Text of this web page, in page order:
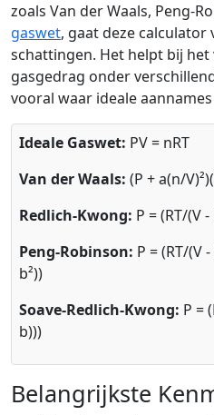
zoals Van der Waals, Peng-
gaswet, gaat deze
schattingen. Het helpt bij het
gasgedrag onder
vooral waar ideale
Ideale Gaswet: PV = nRT
Van der Waals: (P + a(n/
Redlich-Kwong: P = (RT/(V
Peng-Robinson: P = (RT/(V
b²))
Soave-Redlich-Kwong: P =
b)))
Belangrijkste